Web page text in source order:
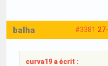
#3381
balha
curva19 a écrit :